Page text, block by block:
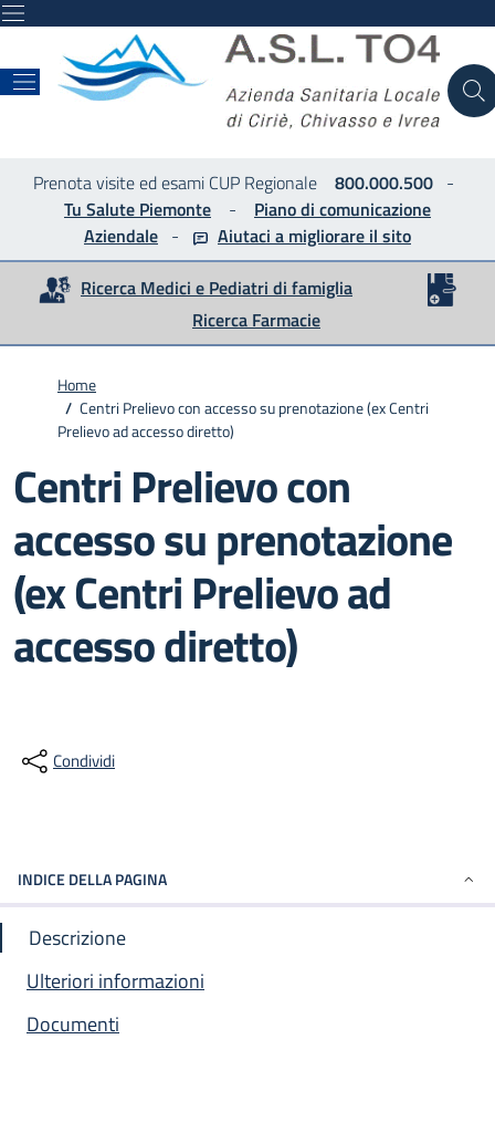
Prenota visite ed esami CUP Regionale 800.000.500-
Tu Salute Piemonte - Piano di comunicazione
Aziendale - Aiutaci a migliorare il sito
Ricerca Medici e Pediatri di famiglia
Ricerca Farmacie
Home
/ Centri Prelievo con accesso su prenotazione (ex Centri
Prelievo ad accesso diretto)
Centri Prelievo con
accesso su prenotazione
(ex Centri Prelievo ad
accesso diretto)
Condividi
INDICE DELLA PAGINA
Descrizione
Ulteriori informazioni
Documenti